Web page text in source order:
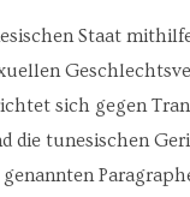
Staat
sich gegen
die tunesischen